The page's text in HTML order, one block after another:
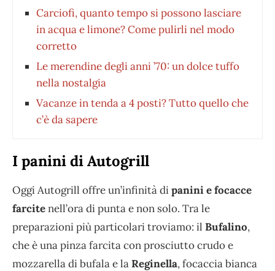
Carciofi, quanto tempo si possono lasciare
in acqua e limone? Come pulirli nel modo
corretto
Le merendine degli anni ’70: un dolce tuffo
nella nostalgia
Vacanze in tenda a 4 posti? Tutto quello che
c’è da sapere
I panini di Autogrill
Oggi Autogrill offre un’infinità dipanini e focacce
farcitenell’ora di punta e non solo. Tra le
preparazioni più particolari troviamo: il Bufalino,
che è una pinza farcita con prosciutto crudo e
mozzarella di bufala e laReginella, focaccia bianca